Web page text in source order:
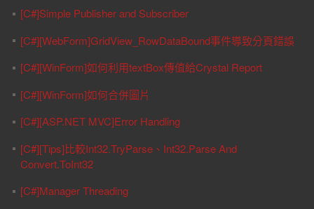
[C#]Simple Publisher and Subscriber
[C#][WebForm]GridView_RowDataBound事件導致分頁錯誤
[C#][WinForm]如何利用textBox傳值給Crystal Report
[C#][WinForm]如何合併圖片
[C#][ASP.NET MVC]Error Handling
[C#][Tips]比較Int32.TryParse、Int32.Parse And
Convert.ToInt32
[C#]Manager Threading